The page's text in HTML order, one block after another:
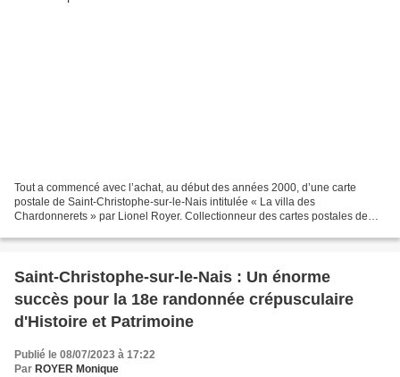
Tout a commencé avec l’achat, au début des années 2000, d’une carte
postale de Saint-Christophe-sur-le-Nais intitulée « La villa des
Chardonnerets » par Lionel Royer. Collectionneur des cartes postales de
Saint-Christophe-sur-le-Nais : Un énorme
succès pour la 18e randonnée crépusculaire
d'Histoire et Patrimoine
Publié le 08/07/2023 à 17:22
Par ROYER Monique